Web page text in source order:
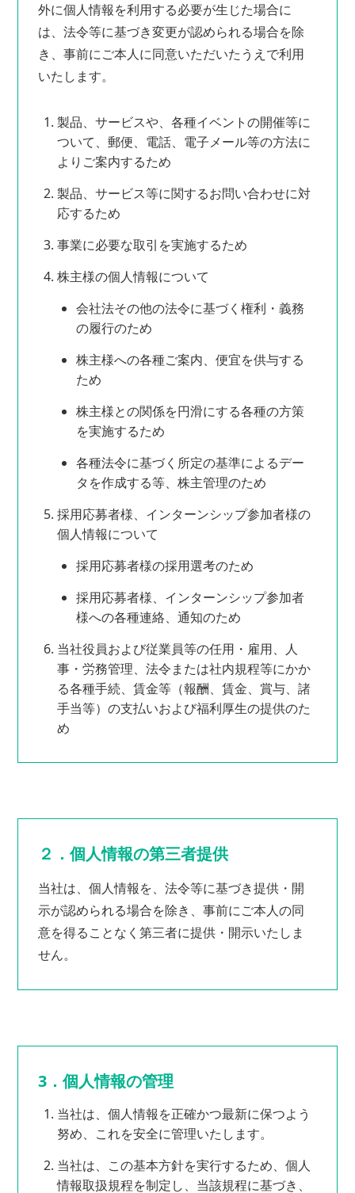
外に個人情報を利用する必要が生じた場合に
は、法令等に基づき変更が認められる場合を除
き、事前にご本人に同意いただいたうえで利用
いたします。
製品、サービスや、各種イベントの開催等に
ついて、郵便、電話、電子メール等の方法に
よりご案内するため
製品、サービス等に関するお問い合わせに対
応するため
事業に必要な取引を実施するため
株主様の個人情報について
会社法その他の法令に基づく権利・義務
の履行のため
株主様への各種ご案内、便宜を供与する
ため
株主様との関係を円滑にする各種の方策
を実施するため
各種法令に基づく所定の基準によるデー
タを作成する等、株主管理のため
採用応募者様、インターンシップ参加者様の
個人情報について
採用応募者様の採用選考のため
採用応募者様、インターンシップ参加者
様への各種連絡、通知のため
当社役員および従業員等の任用・雇用、人
事・労務管理、法令または社内規程等にかか
る各種手続、賃金等（報酬、賃金、賞与、諸
手当等）の支払いおよび福利厚生の提供のた
め
２．個人情報の第三者提供
当社は、個人情報を、法令等に基づき提供・開
示が認められる場合を除き、事前にご本人の同
意を得ることなく第三者に提供・開示いたしま
せん。
3．個人情報の管理
当社は、個人情報を正確かつ最新に保つよう
努め、これを安全に管理いたします。
当社は、この基本方針を実行するため、個人
情報取扱規程を制定し、当該規程に基づき、